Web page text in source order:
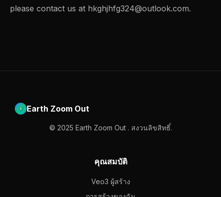
please contact us at hkghjhfg324@outlook.com.
Earth Zoom Out
© 2025 Earth Zoom Out . สงวนลิขสิทธิ์.
คุณสมบัติ
Veo3 ผู้สร้าง